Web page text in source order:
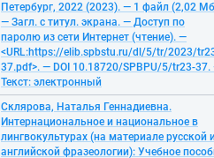
Петербург, 2022 (2023). — 1 файл (2,02
— Загл. с титул. экрана. — Доступ по
паролю из сети Интернет (чтение). —
<URL:https://elib.spbstu.ru/dl/5/tr/2023/
37.pdf>. — DOI 10.18720/SPBPU/5/tr23-37.
Текст: электронный
Склярова, Наталья Геннадиевна.
Интернациональное и национальное в
лингвокультурах (на материале русской
английской фразеологии): Учебное